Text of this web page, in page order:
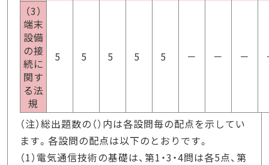
（3）
端末
設備
の接
続に
関す
る法
規
5 5 5 5 5 － － －
（注）総出題数の（）内は各設問毎の配点を示してい
ます。各設問の配点は以下のとおりです。
（1）電気通信技術の基礎は、第1・3・4問は各5点、第